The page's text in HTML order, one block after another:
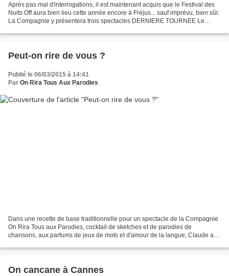
Après pas mal d'interrogations, il est maintenant acquis que le Festival des
Nuits Off aura bien lieu cette année encore à Fréjus... sauf imprévu, bien sûr.
La Compagnie y présentera trois spectacles DERNIERE TOURNEE Le
Peut-on rire de vous ?
Publié le 06/03/2015 à 14:41
Par On Rira Tous Aux Parodies
Dans une recette de base traditionnelle pour un spectacle de la Compagnie
On Rira Tous aux Parodies, cocktail de sketches et de parodies de
chansons, aux parfums de jeux de mots et d'amour de la langue, Claude a
On cancane à Cannes